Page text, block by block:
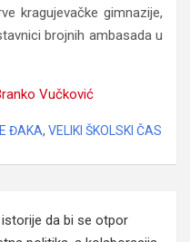
kragujevačke gimnazije,
brojnih ambasada u
Vučković
ĐAKA, VELIKI ŠKOLSKI ČAS
da bi se otpor